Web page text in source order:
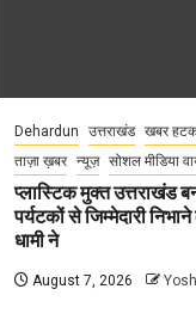
Dehardun उत्तराखंड खबर
ताज़ा ख़बर न्यूज़ सोशल मीडिया
प्लास्टिक मुक्त उत्तराखंड
पर्यटकों से जिम्मेदारी
धामी ने
August 7, 2026